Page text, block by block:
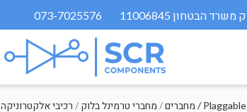
073-7025576
רכיבי אלקטרוניקה / מחברי טרמינל בלוק / מחברים / Plaggable